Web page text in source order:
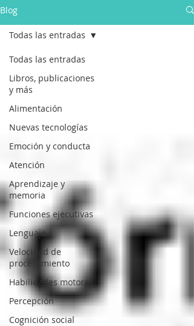
Blog
Todas las entradas
Libros, publicaciones
y más
Alimentación
Nuevas tecnologías
Emoción y conducta
Atención
Aprendizaje y
memoria
Funciones ejecutivas
Lenguaje
Velocidad de
procesamiento
Habilidades motoras
Percepción
Cognición social
Todas las entradas